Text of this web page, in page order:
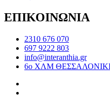
ΕΠΙΚΟΙΝΩΝΙΑ
2310 676 070
697 9222 803
info@interanthia.gr
6ο ΧΛΜ